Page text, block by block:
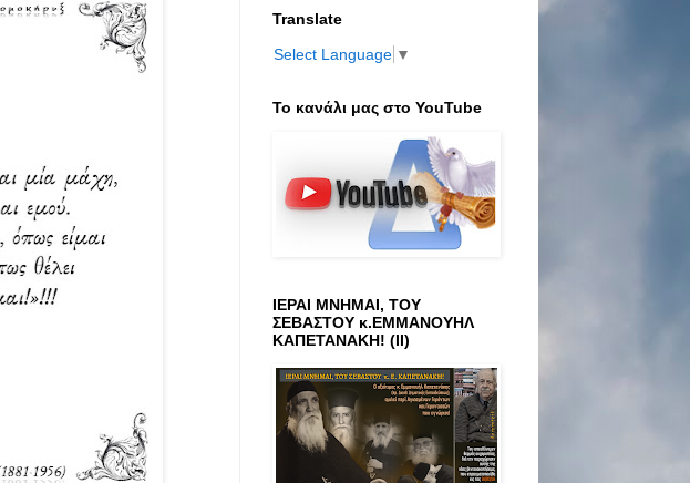
Translate
Select Language ▼
Το κανάλι μας στο ΥοuTube
ΙΕΡΑΙ ΜΝΗΜΑΙ, ΤΟΥ
ΣΕΒΑΣΤΟΥ κ.ΕΜΜΑΝΟΥΗΛ
ΚΑΠΕΤΑΝΑΚΗ! (ΙΙ)